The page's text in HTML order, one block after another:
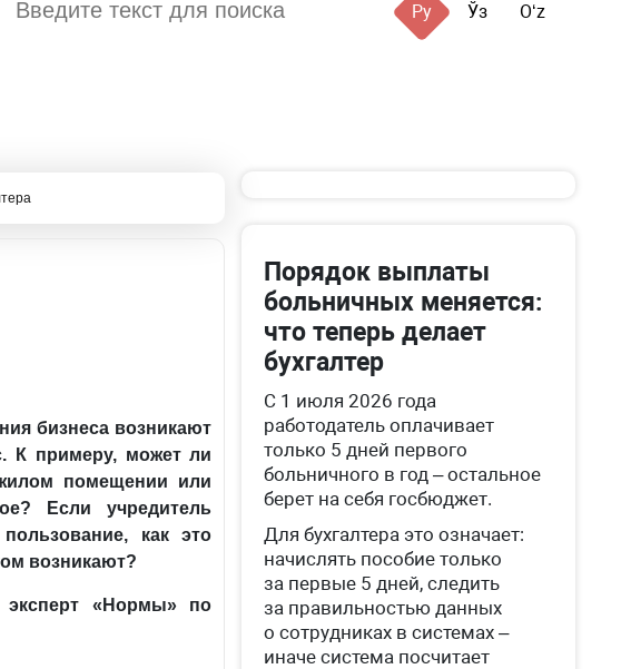
Ру Ўз Oʻz
бизнеса возникают
К примеру, может ли
помещении или
Если учредитель
как это
возникают?
«Нормы» по
Порядок выплаты
больничных меняется:
что теперь делает
бухгалтер
С 1 июля 2026 года
работодатель оплачивает
только 5 дней первого
больничного в год – остальное
берет на себя госбюджет.
Для бухгалтера это означает:
начислять пособие только
за первые 5 дней, следить
за правильностью данных
о сотрудниках в системах –
иначе система посчитает